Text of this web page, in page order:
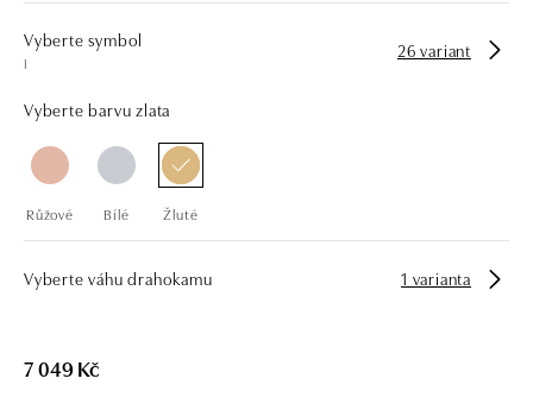
Vyberte symbol
I
26 variant
Vyberte barvu zlata
Růžové Bílé Žluté
Vyberte váhu drahokamu 1 varianta
7 049 Kč